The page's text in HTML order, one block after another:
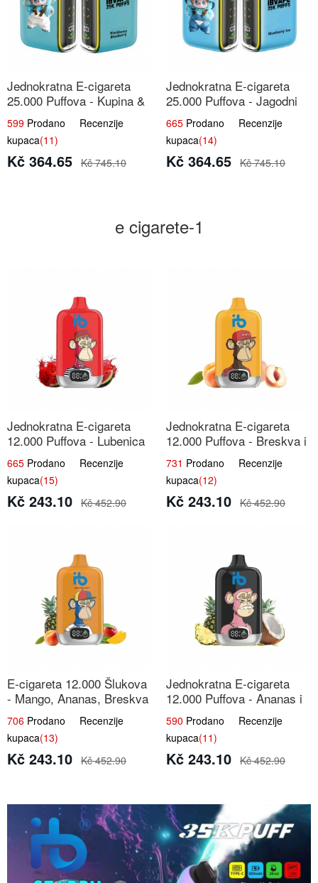
Jednokratna E-cigareta
25.000 Puffova - Kupina &
Borovnica | Šumska Voćna
Mješavina
599 Prodano Recenzije
kupaca(11)
Kč 364.65 Kč 745.10
Jednokratna E-cigareta
25.000 Puffova - Jagodni
Sladoled | Kremasta Slatka
Okus
665 Prodano Recenzije
kupaca(14)
Kč 364.65 Kč 745.10
e cigarete-1
Jednokratna E-cigareta
12.000 Puffova - Lubenica
Sladoled | Ljetna Desertna
Aroma
665 Prodano Recenzije
kupaca(15)
Kč 243.10 Kč 452.90
Jednokratna E-cigareta
12.000 Puffova - Breskva i
Voćni Sok | Osježavajuća
Voćna Mješavina
731 Prodano Recenzije
kupaca(12)
Kč 243.10 Kč 452.90
E-cigareta 12.000 Šlukova
- Mango, Ananas, Breskva
| Tropska Voćna Mješavina
706 Prodano Recenzije
kupaca(13)
Kč 243.10 Kč 452.90
Jednokratna E-cigareta
12.000 Puffova - Ananas i
Kokos Sladoled | Tropski
Desert
590 Prodano Recenzije
kupaca(11)
Kč 243.10 Kč 452.90